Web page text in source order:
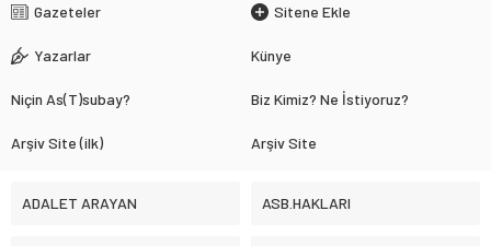
Gazeteler Sitene Ekle
Yazarlar Künye
Niçin As(T)subay? Biz Kimiz? Ne İstiyoruz?
Arşiv Site (ilk) Arşiv Site
ADALET ARAYAN ASB.HAKLARI